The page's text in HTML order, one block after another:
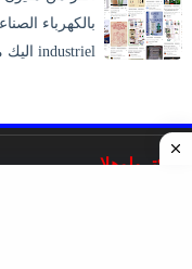
industriel اليك مجانا
اليكترولوهلا